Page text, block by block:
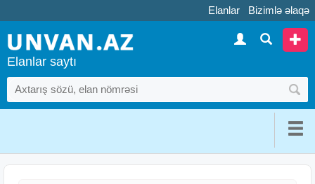
Elanlar Bizimlə əlaqə
Elanlar saytı